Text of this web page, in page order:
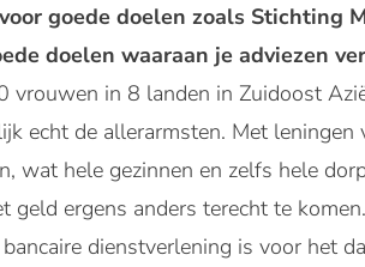
goede doelen zoals Stichting
doelen waaraan je adviezen
in 8 landen in Zuidoost
echt de allerarmsten. Met
wat hele gezinnen en zelfs hele
ergens anders terecht te
dienstverlening is voor het